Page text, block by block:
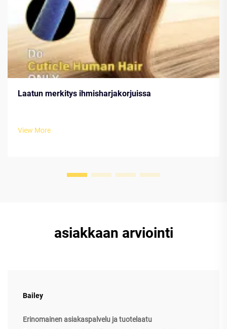
Laatun merkitys ihmisharjakorjuissa
View More
asiakkaan arviointi
Bailey
Erinomainen asiakaspalvelu ja tuotelaatu